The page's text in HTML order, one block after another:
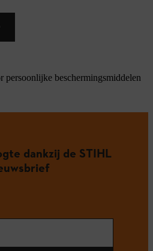
persoonlijke beschermingsmiddelen
dankzij de STIHL